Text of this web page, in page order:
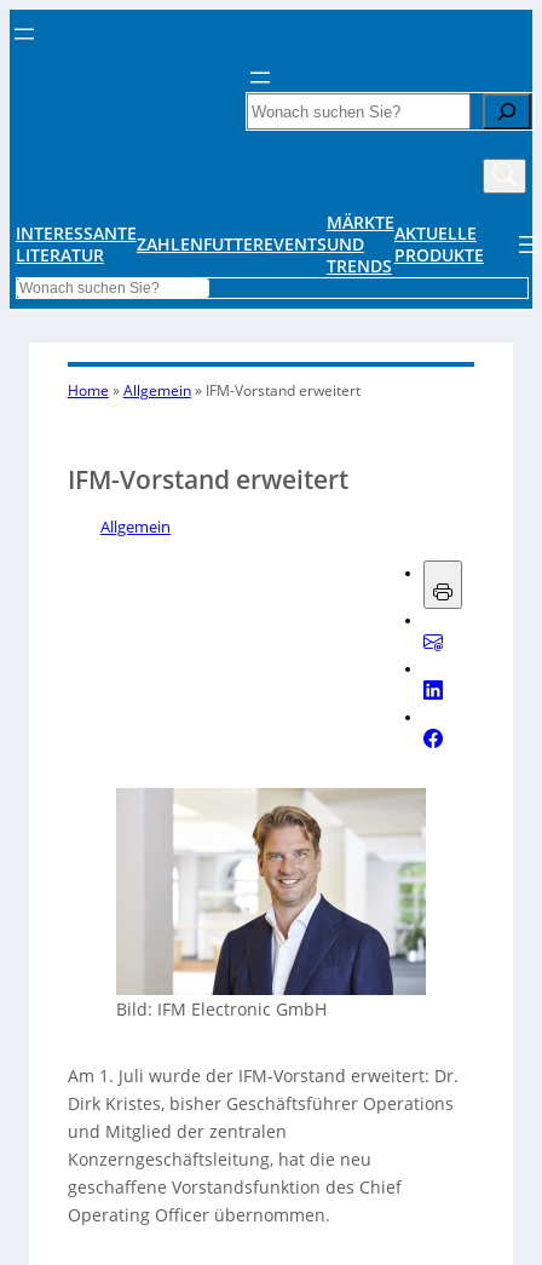
Search
INTERESSANTE
LITERATUR
ZAHLENFUTTEREVENTS
MÄRKTE
UND
TRENDS
AKTUELLE
PRODUKTE
Search
Home »Allgemein» IFM-Vorstand erweitert
IFM-Vorstand erweitert
Allgemein
Bild: IFM Electronic GmbH
Am 1. Juli wurde der IFM-Vorstand erweitert: Dr.
Dirk Kristes, bisher Geschäftsführer Operations
und Mitglied der zentralen
Konzerngeschäftsleitung, hat die neu
geschaffene Vorstandsfunktion des Chief
Operating Officer übernommen.